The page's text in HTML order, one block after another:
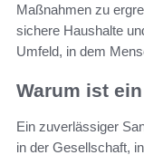
Maßnahmen zu
sichere Haushalte
Umfeld, in dem
Warum ist
Ein zuverlässiger
in der Gesellschaft,